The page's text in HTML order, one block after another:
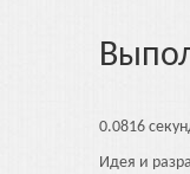
0.0816
Идея и